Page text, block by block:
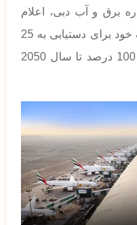
برق و آب دبی، اعلام
کرد که دبی در مسیر تحقق اهداف خود برای دستیابی به 25
درصد انرژی پاک تا سال 2030 و 100 درصد تا سال 2050